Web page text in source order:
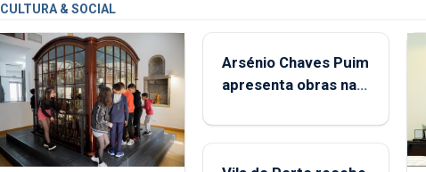
CULTURA & SOCIAL
Arsénio Chaves Puim
apresenta obras na
Porto